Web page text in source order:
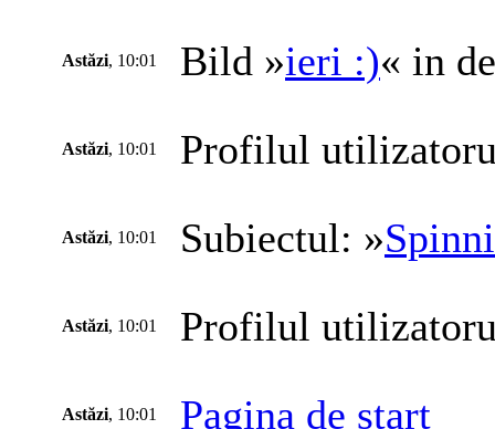
Astăzi, 10:01 Bild »ieri :)« in
Astăzi, 10:01 Profilul
Astăzi, 10:01 Subiectul: »
Astăzi, 10:01 Profilul
Astăzi, 10:01 Pagina de start